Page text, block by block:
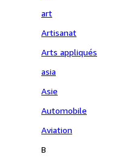
art
Artisanat
Arts appliqués
asia
Asie
Automobile
Aviation
B